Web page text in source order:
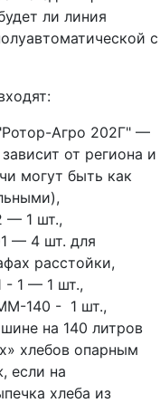
ли линия
с
Агро 202Г" —
от региона и
могут быть как
— 1 шт.,
— 4 шт. для
расстойки,
- 1 — 1 шт.,
140 - 1 шт.,
на 140 литров
хлебов опарным
если на
хлеба из